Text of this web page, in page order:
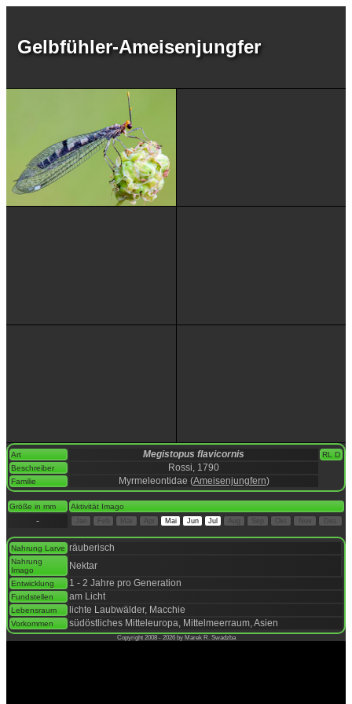
Gelbfühler-Ameisenjungfer
Art Megistopus flavicornis
RL D
Beschreiber
Rossi, 1790
Familie Myrmeleontidae (Ameisenjungfern)
Größe in mm Aktivität Imago
- Mai Jun Jul Sep Dez
Nahrung Larve räuberisch
Nahrung
Imago
Nektar
Entwicklung 1 - 2 Jahre pro Generation
Fundstellen am Licht
Lebensraum lichte Laubwälder, Macchie
Vorkommen südöstliches Mitteleuropa, Mittelmeerraum, Asien
Copyright 2008 - 2026 by Marek R. Swadzba